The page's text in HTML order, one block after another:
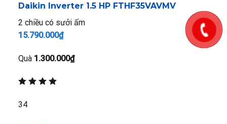
Daikin Inverter 1.5 HP FTHF35VAVMV
2 chiều có sưởi ấm
15.790.000₫
Quà 1.300.000₫
34